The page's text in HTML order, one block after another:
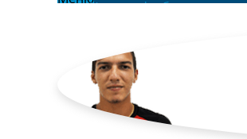
Новини футболу
Футбольні трансфери
Останні коментарі
Конкурс прогнозів
Логін
Рейтінги